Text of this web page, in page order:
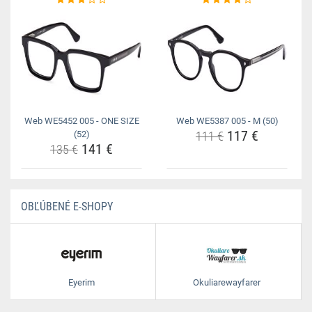
Web WE5452 005 - ONE SIZE
(52)
135 € 141 €
Web WE5387 005 - M (50)
111 € 117 €
OBĽÚBENÉ E-SHOPY
Eyerim Okuliarewayfarer